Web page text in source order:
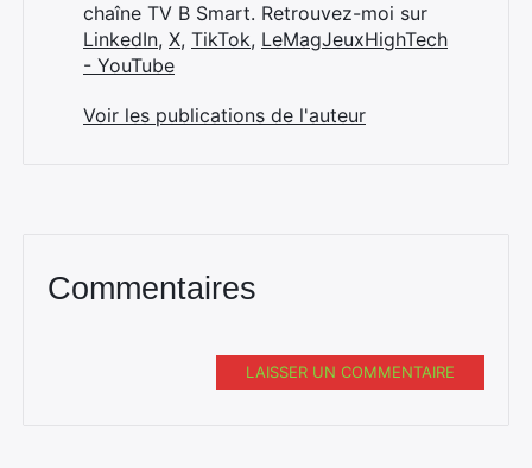
chaîne TV B Smart. Retrouvez-moi sur
LinkedIn, X, TikTok, LeMagJeuxHighTech
- YouTube
Voir les publications de l'auteur
Commentaires
LAISSER UN COMMENTAIRE